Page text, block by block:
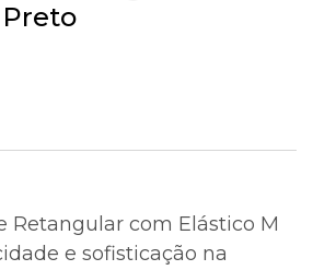
Preto
Retangular com Elástico M
e sofisticação na